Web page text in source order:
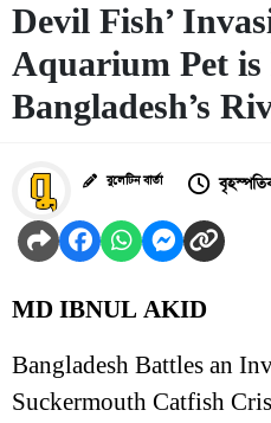
Devil Fish’
Aquarium Pet is
Bangladesh’s
বুলেটিন বার্তা
MD IBNUL AKID
Bangladesh Battles an
Suckermouth Catfish